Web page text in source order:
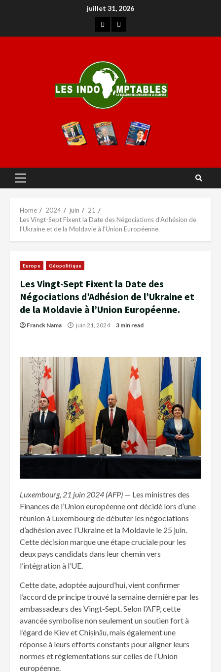
juillet 31, 2026
Home 2024 juin
21
Les Vingt-Sept Fixent la Date des Négociations d’Adhésion de
l’Ukraine et de la Moldavie à l’Union Européenne.
Europe Géopolitique
Les Vingt-Sept Fixent la Date des
Négociations d’Adhésion de l’Ukraine et
de la Moldavie à l’Union Européenne.
Franck Nama juin 21, 2024 3 min read
Luxembourg, 21 juin 2024 (AFP) — Les ministres des
Finances de l’Union européenne ont décidé lors d’une
réunion à Luxembourg de débuter les négociations
d’adhésion avec l’Ukraine et la Moldavie le 25 juin.
Cette décision marque une étape cruciale pour les
deux pays candidats dans leur chemin vers
l’intégration à l’UE.
Cette date, adoptée aujourd’hui, vient confirmer
l’accord de principe trouvé la semaine dernière par les
ambassadeurs des Vingt-Sept. Selon l’AFP, cette
avancée symbolise non seulement un soutien fort à
l’égard de Kiev et Chișinău, mais également une
réponse à leurs efforts constants pour aligner leurs
normes et réglementations sur celles de l’Union
européenne.